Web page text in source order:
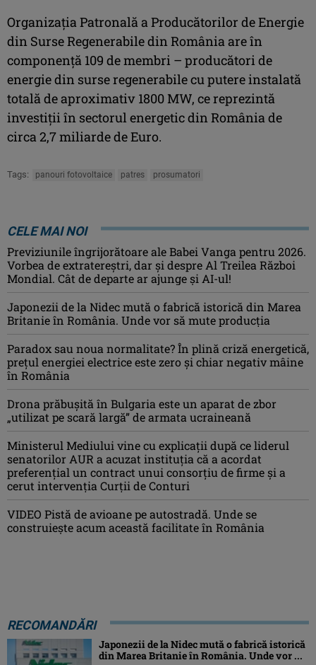
Organizația Patronală a Producătorilor de Energie
din Surse Regenerabile din România are în
componență 109 de membri – producători de
energie din surse regenerabile cu putere instalată
totală de aproximativ 1800 MW, ce reprezintă
investiții în sectorul energetic din România de
circa 2,7 miliarde de Euro.
Tags: panouri fotovoltaice patres prosumatori
CELE MAI NOI
Previziunile îngrijorătoare ale Babei Vanga pentru 2026.
Vorbea de extratereștri, dar și despre Al Treilea Război
Mondial. Cât de departe ar ajunge și AI-ul!
Japonezii de la Nidec mută o fabrică istorică din Marea
Britanie în România. Unde vor să mute producția
Paradox sau noua normalitate? În plină criză energetică,
prețul energiei electrice este zero și chiar negativ mâine
în România
Drona prăbuşită în Bulgaria este un aparat de zbor
„utilizat pe scară largă” de armata ucraineană
Ministerul Mediului vine cu explicații după ce liderul
senatorilor AUR a acuzat instituția că a acordat
preferențial un contract unui consorțiu de firme și a
cerut intervenția Curții de Conturi
VIDEO Pistă de avioane pe autostradă. Unde se
construiește acum această facilitate în România
RECOMANDĂRI
Japonezii de la Nidec mută o fabrică istorică
din Marea Britanie în România. Unde vor ...